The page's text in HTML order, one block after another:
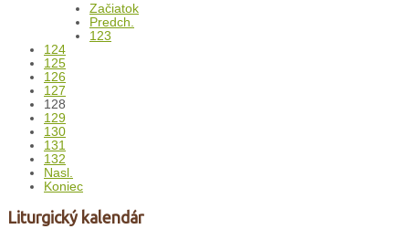
Začiatok
Predch.
123
124
125
126
127
128
129
130
131
132
Nasl.
Koniec
Liturgický kalendár